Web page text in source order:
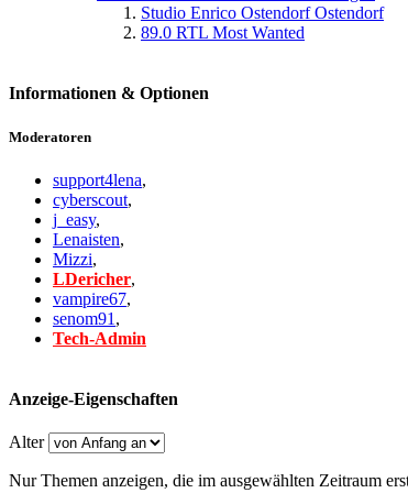
Studio Enrico Ostendorf Ostendorf
89.0 RTL Most Wanted
Informationen & Optionen
Moderatoren
support4lena,
cyberscout,
j_easy,
Lenaisten,
Mizzi,
LDericher,
vampire67,
senom91 ,
Tech-Admin
Anzeige-Eigenschaften
Alter
Nur Themen anzeigen, die im ausgewählten Zeitraum